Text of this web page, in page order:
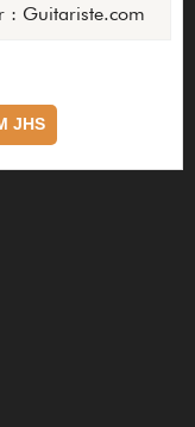
: Guitariste.com
JHS